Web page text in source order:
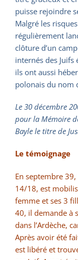
puisse rejoindre
Malgré les
régulièrement
clôture d’un
internés des Juifs
ils ont aussi
polonais du nom
Le 30 décembre
pour la Mémoire
Bayle le titre de
Le témoignage
En septembre
14/18, est
femme et ses 3
40, il demande à
dans l’Ardèche,
Après avoir été
est libéré et